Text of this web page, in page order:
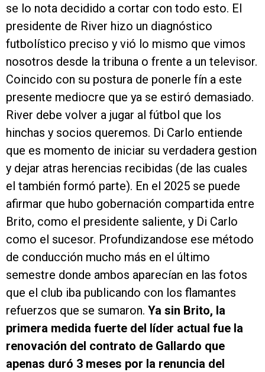
se lo nota decidido a cortar con todo esto. El
presidente de River hizo un diagnóstico
futbolístico preciso y vió lo mismo que vimos
nosotros desde la tribuna o frente a un televisor.
Coincido con su postura de ponerle fín a este
presente mediocre que ya se estiró demasiado.
River debe volver a jugar al fútbol que los
hinchas y socios queremos. Di Carlo entiende
que es momento de iniciar su verdadera gestion
y dejar atras herencias recibidas (de las cuales
el también formó parte). En el 2025 se puede
afirmar que hubo gobernación compartida entre
Brito, como el presidente saliente, y Di Carlo
como el sucesor. Profundizandose ese método
de conducción mucho más en el último
semestre donde ambos aparecían en las fotos
que el club iba publicando con los flamantes
refuerzos que se sumaron. Ya sin Brito, la
primera medida fuerte del líder actual fue la
renovación del contrato de Gallardo que
apenas duró 3 meses por la renuncia del